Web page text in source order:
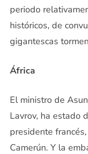
periodo
históricos, de
gigantescas
África
El ministro de
Lavrov, ha estado
presidente
Camerún. Y la